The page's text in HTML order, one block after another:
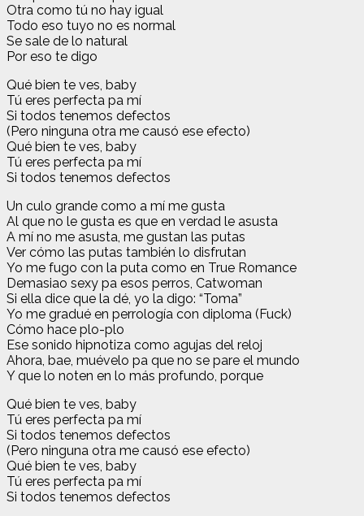
Otra como tú no hay igual
Todo eso tuyo no es normal
Se sale de lo natural
Por eso te digo
Qué bien te ves, baby
Tú eres perfecta pa mí
Si todos tenemos defectos
(Pero ninguna otra me causó ese efecto)
Qué bien te ves, baby
Tú eres perfecta pa mí
Si todos tenemos defectos
Un culo grande como a mí me gusta
Al que no le gusta es que en verdad le asusta
A mí no me asusta, me gustan las putas
Ver cómo las putas también lo disfrutan
Yo me fugo con la puta como en True Romance
Demasiao sexy pa esos perros, Catwoman
Si ella dice que la dé, yo la digo: “Toma”
Yo me gradué en perrología con diploma (Fuck)
Cómo hace plo-plo
Ese sonido hipnotiza como agujas del reloj
Ahora, bae, muévelo pa que no se pare el mundo
Y que lo noten en lo más profundo, porque
Qué bien te ves, baby
Tú eres perfecta pa mí
Si todos tenemos defectos
(Pero ninguna otra me causó ese efecto)
Qué bien te ves, baby
Tú eres perfecta pa mí
Si todos tenemos defectos